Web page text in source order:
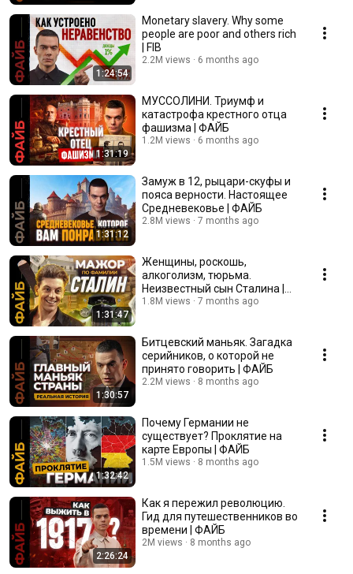
1:24:54
Monetary slavery. Why some
people are poor and others rich
| FIB
2.2M views 6 months ago
1:31:19
МУССОЛИНИ. Триумф и
катастрофа крестного отца
фашизма | ФАЙБ
1.2M views 6 months ago
1:31:12
Замуж в 12, рыцари-скуфы и
пояса верности. Настоящее
Средневековье | ФАЙБ
2.8M views 7 months ago
1:31:47
Женщины, роскошь,
алкоголизм, тюрьма.
Неизвестный сын Сталина |
ФАЙБ
1.8M views 7 months ago
1:30:57
Битцевский маньяк. Загадка
серийников, о которой не
принято говорить | ФАЙБ
2.2M views 8 months ago
1:32:42
Почему Германии не
существует? Проклятие на
карте Европы | ФАЙБ
1.5M views 8 months ago
2:26:24
Как я пережил революцию.
Гид для путешественников во
времени | ФАЙБ
2M views 8 months ago